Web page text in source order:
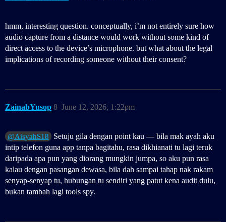
hmm, interesting question. conceptually, i’m not entirely sure how
audio capture from a distance would work without some kind of
direct access to the device’s microphone. but what about the legal
implications of recording someone without their consent?
ZainabYusop June 12, 2026, 1:22pm
8
@AisyahS18
Setuju gila dengan point kau — bila mak ayah aku
intip telefon guna app tanpa bagitahu, rasa dikhianati tu lagi teruk
daripada apa pun yang diorang mungkin jumpa, so aku pun rasa
kalau dengan pasangan dewasa, bila dah sampai tahap nak rakam
senyap-senyap tu, hubungan tu sendiri yang patut kena audit dulu,
bukan tambah lagi tools spy.